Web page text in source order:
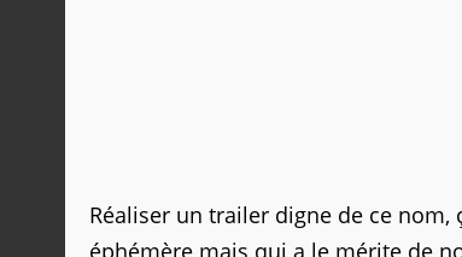
Réaliser un trailer digne de ce
éphémère mais qui a le mérite de